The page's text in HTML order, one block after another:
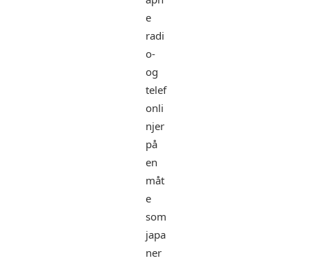
e
radi
o-
og
telef
onli
njer
på
en
måt
e
som
japa
ner